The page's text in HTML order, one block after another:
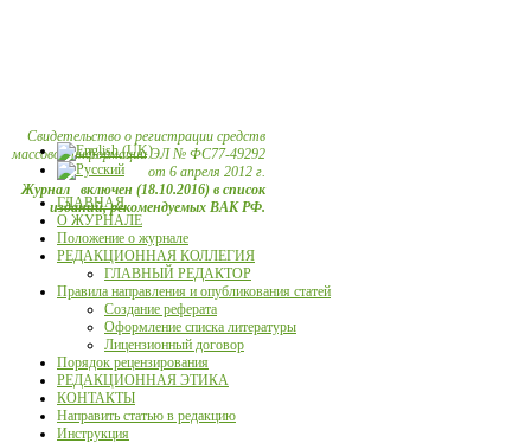
Свидетельство о регистрации средств
массовой информации ЭЛ № ФС77-49292
от 6 апреля 2012 г.
Журнал включен (18.10.2016) в список
изданий, рекомендуемых ВАК РФ.
ГЛАВНАЯ
О ЖУРНАЛЕ
Положение о журнале
РЕДАКЦИОННАЯ КОЛЛЕГИЯ
ГЛАВНЫЙ РЕДАКТОР
Правила направления и опубликования статей
Создание реферата
Оформление списка литературы
Лицензионный договор
Порядок рецензирования
РЕДАКЦИОННАЯ ЭТИКА
КОНТАКТЫ
Направить статью в редакцию
Инструкция